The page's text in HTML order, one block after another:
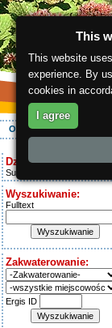
O regionie Aktywnie
Dziś jest:
Sunday 9.08.2026
Wyszukiwanie:
Fulltext
Zakwaterowanie:
Ergis ID
This
This website
experience. By
cookies in
I agree